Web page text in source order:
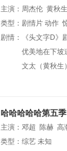
主演： 周杰伦 黄秋生
类型： 剧情片 动作
剧情：
《头文字D
优美地在下坡
文太（黄秋生
哈哈哈哈哈第五季
主演： 邓超 陈赫 高
类型： 综艺 未知